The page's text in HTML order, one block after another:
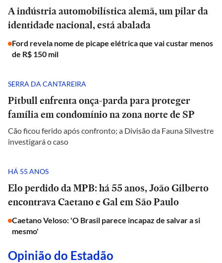
A indústria automobilística alemã, um pilar da
identidade nacional, está abalada
Ford revela nome de picape elétrica que vai custar menos
de R$ 150 mil
SERRA DA CANTAREIRA
Pitbull enfrenta onça-parda para proteger
família em condomínio na zona norte de SP
Cão ficou ferido após confronto; a Divisão da Fauna Silvestre
investigará o caso
HÁ 55 ANOS
Elo perdido da MPB: há 55 anos, João Gilberto
encontrava Caetano e Gal em São Paulo
Caetano Veloso: 'O Brasil parece incapaz de salvar a si
mesmo'
Opinião do Estadão